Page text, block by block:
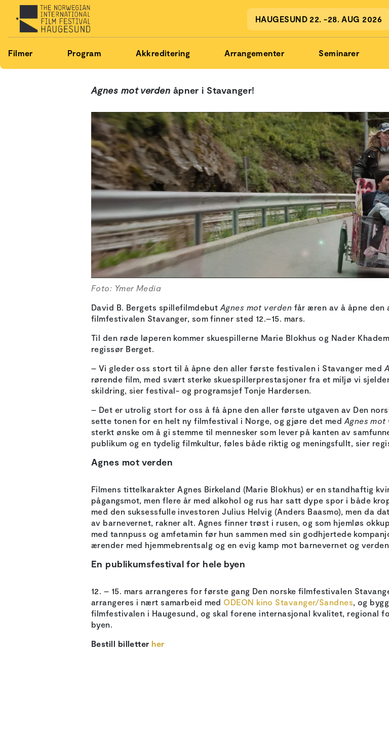
HAUGESUND 22. -28. AUG 2026
Filmer Program Akkreditering Arrangementer Seminarer
Agnes mot verden åpner i Stavanger!
Foto: Ymer Media
David B. Bergets spillefilmdebut Agnes mot verden får æren av å åpne den
filmfestivalen Stavanger, som finner sted 12.–15. mars.
Til den røde løperen kommer skuespillerne Marie Blokhus og Nader
regissør Berget.
– Vi gleder oss stort til å åpne den aller første festivalen i Stavanger med
rørende film, med svært sterke skuespillerprestasjoner fra et miljø vi
skildring, sier festival- og programsjef Tonje Hardersen.
– Det er utrolig stort for oss å få åpne den aller første utgaven av Den
sette tonen for en helt ny filmfestival i Norge, og gjøre det med Agnes mot
sterkt ønske om å gi stemme til mennesker som lever på kanten av
publikum og en tydelig filmkultur, føles både riktig og meningsfullt, sier
Agnes mot verden
Filmens tittelkarakter Agnes Birkeland (Marie Blokhus) er en standhaftig
pågangsmot, men flere år med alkohol og rus har satt dype spor i både
med den suksessfulle investoren Julius Helvig (Anders Baasmo), men da
av barnevernet, rakner alt. Agnes finner trøst i rusen, og som hjemløs
med tannpuss og amfetamin før hun sammen med sin godhjertede
ærender med hjemmebrentsalg og en evig kamp mot barnevernet og
En publikumsfestival for hele byen
12. – 15. mars arrangeres for første gang Den norske filmfestivalen
arrangeres i nært samarbeid med ODEON kino Stavanger/Sandnes , og
filmfestivalen i Haugesund, og skal forene internasjonal kvalitet, regional
byen.
Bestill billetterher